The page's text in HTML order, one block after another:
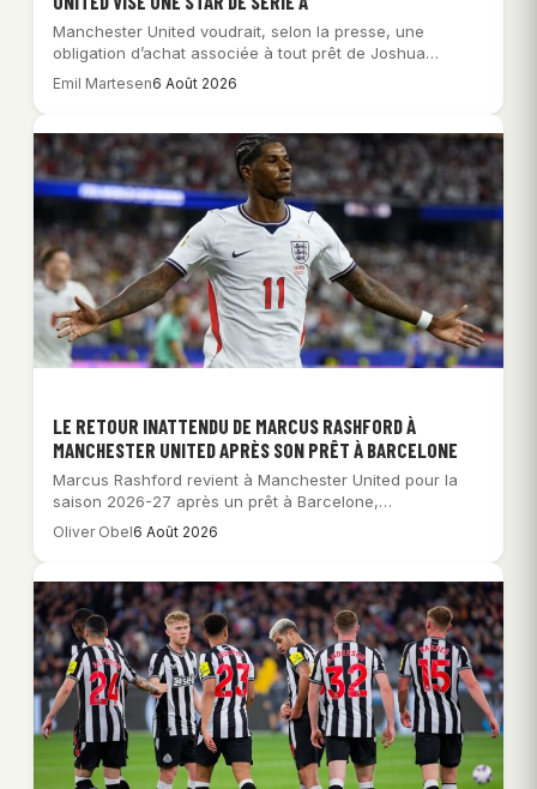
Manchester United voudrait, selon la presse, une
obligation d’achat associée à tout prêt de Joshua…
Emil Martesen6 Août 2026
LE RETOUR INATTENDU DE MARCUS RASHFORD À
MANCHESTER UNITED APRÈS SON PRÊT À BARCELONE
Marcus Rashford revient à Manchester United pour la
saison 2026-27 après un prêt à Barcelone,…
Oliver Obel6 Août 2026